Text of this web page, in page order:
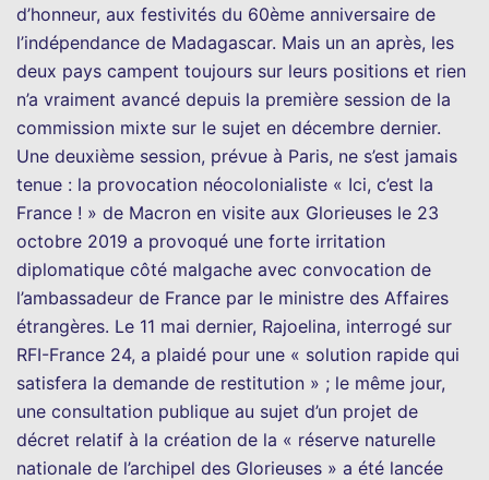
d’honneur, aux festivités du 60ème anniversaire de
l’indépendance de Madagascar. Mais un an après, les
deux pays campent toujours sur leurs positions et rien
n’a vraiment avancé depuis la première session de la
commission mixte sur le sujet en décembre dernier.
Une deuxième session, prévue à Paris, ne s’est jamais
tenue : la provocation néocolonialiste « Ici, c’est la
France ! » de Macron en visite aux Glorieuses le 23
octobre 2019 a provoqué une forte irritation
diplomatique côté malgache avec convocation de
l’ambassadeur de France par le ministre des Affaires
étrangères. Le 11 mai dernier, Rajoelina, interrogé sur
RFI-France 24, a plaidé pour une « solution rapide qui
satisfera la demande de restitution » ; le même jour,
une consultation publique au sujet d’un projet de
décret relatif à la création de la « réserve naturelle
nationale de l’archipel des Glorieuses » a été lancée